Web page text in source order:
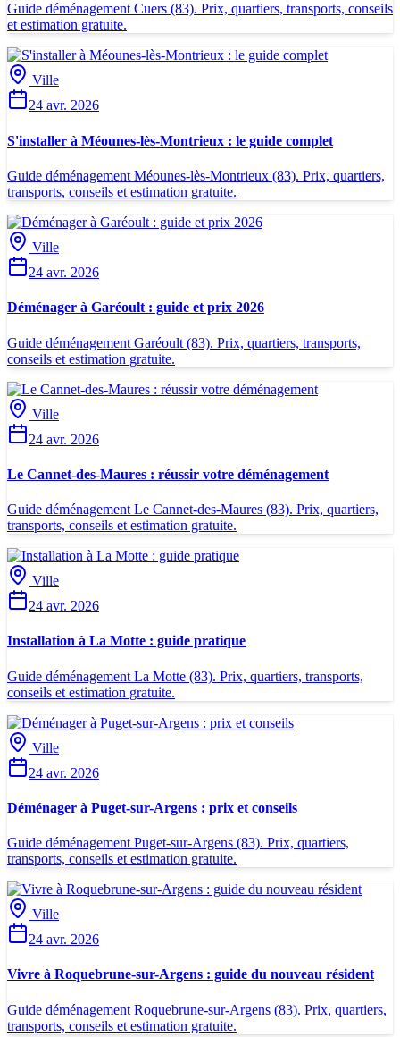
Guide déménagement Cuers (83). Prix, quartiers, transports, conseils
et estimation gratuite.
Ville
24 avr. 2026
S'installer à Méounes-lès-Montrieux : le guide complet
Guide déménagement Méounes-lès-Montrieux (83). Prix, quartiers,
transports, conseils et estimation gratuite.
Ville
24 avr. 2026
Déménager à Garéoult : guide et prix 2026
Guide déménagement Garéoult (83). Prix, quartiers, transports,
conseils et estimation gratuite.
Ville
24 avr. 2026
Le Cannet-des-Maures : réussir votre déménagement
Guide déménagement Le Cannet-des-Maures (83). Prix, quartiers,
transports, conseils et estimation gratuite.
Ville
24 avr. 2026
Installation à La Motte : guide pratique
Guide déménagement La Motte (83). Prix, quartiers, transports,
conseils et estimation gratuite.
Ville
24 avr. 2026
Déménager à Puget-sur-Argens : prix et conseils
Guide déménagement Puget-sur-Argens (83). Prix, quartiers,
transports, conseils et estimation gratuite.
Ville
24 avr. 2026
Vivre à Roquebrune-sur-Argens : guide du nouveau résident
Guide déménagement Roquebrune-sur-Argens (83). Prix, quartiers,
transports, conseils et estimation gratuite.